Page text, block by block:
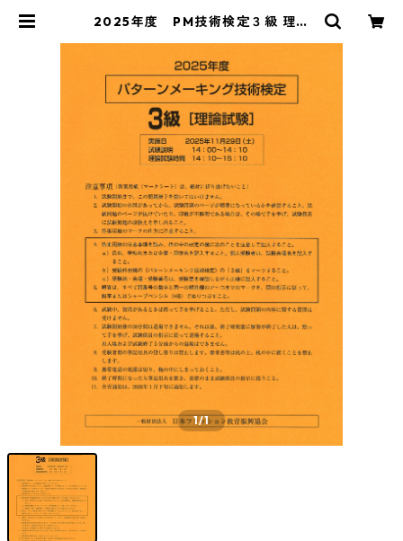
2025年度 PM技術検定３級 理論
1/1